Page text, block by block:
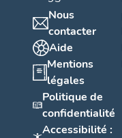
Nous
contacter
Aide
Mentions
légales
Politique de
confidentialité
Accessibilité :